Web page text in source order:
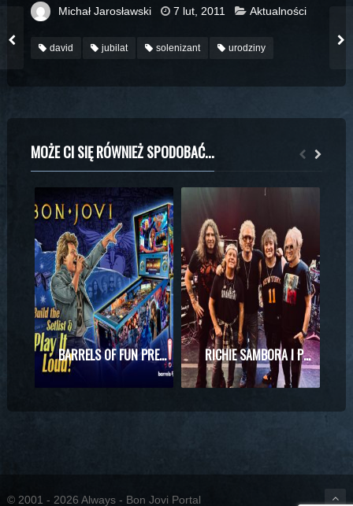
Michał Jarosławski 7 lut, 2011 Aktualności
david jubilat solenizant urodziny
MOŻE CI SIĘ RÓWNIEŻ SPODOBAĆ...
BARRELS OF FUN PREZENTUJE MASZYNĘ DO PINBALLA Z MOTYWAMI BON JOVI RICHIE SAMBORA I PHIL X RAZEM NA SCENIE! WYJĄTKOWE SPOTKANIE PODCZAS KONCERTU KINGS OF CHAOS
© 2001 - 2026 Always - Bon Jovi Portal